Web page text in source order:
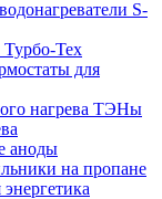
S-
Тех
для
ТЭНы
аноды
на пропане